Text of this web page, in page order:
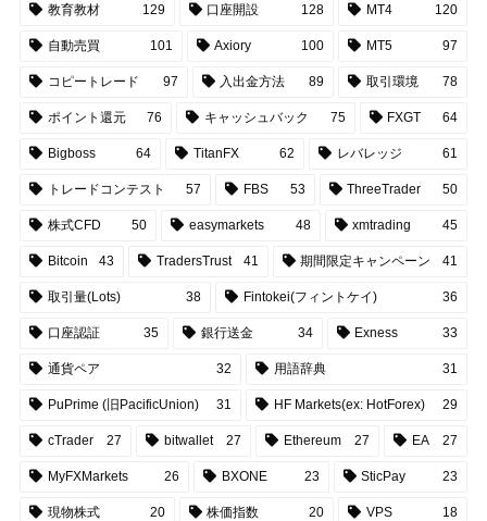
教育教材 129 口座開設 128 MT4 120
自動売買 101 Axiory 100 MT5 97
コピートレード 97 入出金方法 89 取引環境 78
ポイント還元 76 キャッシュバック 75 FXGT 64
Bigboss 64 TitanFX 62 レバレッジ 61
トレードコンテスト 57 FBS 53 ThreeTrader 50
株式CFD 50 easymarkets 48 xmtrading 45
Bitcoin 43 TradersTrust 41 期間限定キャンペーン 41
取引量(Lots) 38 Fintokei(フィントケイ) 36
口座認証 35 銀行送金 34 Exness 33
通貨ペア 32 用語辞典 31
PuPrime (旧PacificUnion) 31 HF Markets(ex: HotForex) 29
cTrader 27 bitwallet 27 Ethereum 27 EA 27
MyFXMarkets 26 BXONE 23 SticPay 23
現物株式 20 株価指数 20 VPS 18